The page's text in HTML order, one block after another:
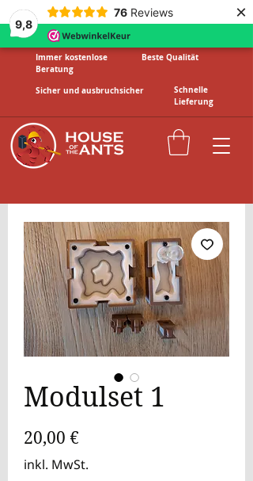
9,8
76 Reviews ×
Immer kostenlose
Beratung
Beste Qualität
Sicher und ausbruchsicher
Schnelle
Lieferung
Modulset 1
20,00 €
inkl. MwSt.